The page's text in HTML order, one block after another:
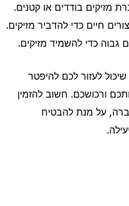
מזיקים בודדים או קטנים.
חיים כדי להדביר מזיקים.
גבוה כדי להשמיד מזיקים.
לעזור לכם להיפטר
ורכושכם. חשוב להזמין
על מנת להבטיח